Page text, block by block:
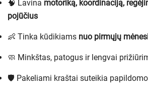
🧠 Lavina motoriką, koordinaciją,
pojūčius
👶 Tinka kūdikiams nuo pirmųjų
🧼 Minkštas, patogus ir lengvai
🛡️ Pakeliami kraštai suteikia